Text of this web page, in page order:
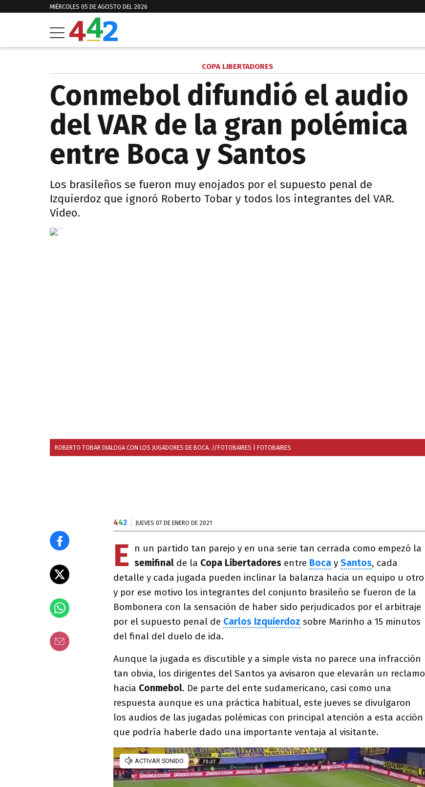
MIÉRCOLES 05 DE AGOSTO DEL 2026
COPA LIBERTADORES
Conmebol difundió el audio
del VAR de la gran polémica
entre Boca y Santos
Los brasileños se fueron muy enojados por el supuesto penal de
Izquierdoz que ignoró Roberto Tobar y todos los integrantes del VAR.
Video.
ROBERTO TOBAR DIALOGA CON LOS JUGADORES DE BOCA. //FOTOBAIRES | FOTOBAIRES
442 JUEVES 07 DE ENERO DE 2021
E
n un partido tan parejo y en una serie tan cerrada como empezó la
semifinal de la Copa Libertadores entre Boca y Santos, cada
detalle y cada jugada pueden inclinar la balanza hacia un equipo u otro
y por ese motivo los integrantes del conjunto brasileño se fueron de la
Bombonera con la sensación de haber sido perjudicados por el arbitraje
por el supuesto penal de Carlos Izquierdoz sobre Marinho a 15 minutos
del final del duelo de ida.
Aunque la jugada es discutible y a simple vista no parece una infracción
tan obvia, los dirigentes del Santos ya avisaron que elevarán un reclamo
hacia Conmebol. De parte del ente sudamericano, casi como una
respuesta aunque es una práctica habitual, este jueves se divulgaron
los audios de las jugadas polémicas con principal atención a esta acción
que podría haberle dado una importante ventaja al visitante.